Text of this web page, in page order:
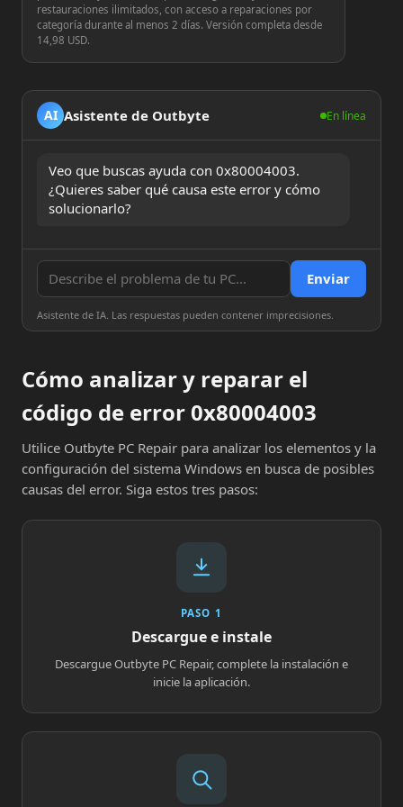
restauraciones ilimitados, con acceso a reparaciones por
categoría durante al menos 2 días. Versión completa desde
14,98 USD.
AI Asistente de Outbyte En línea
Veo que buscas ayuda con 0x80004003.
¿Quieres saber qué causa este error y cómo
solucionarlo?
Enviar
Asistente de IA. Las respuestas pueden contener imprecisiones.
Cómo analizar y reparar el
código de error 0x80004003
Utilice Outbyte PC Repair para analizar los elementos y la
configuración del sistema Windows en busca de posibles
causas del error. Siga estos tres pasos:
PASO 1
Descargue e instale
Descargue Outbyte PC Repair, complete la instalación e
inicie la aplicación.